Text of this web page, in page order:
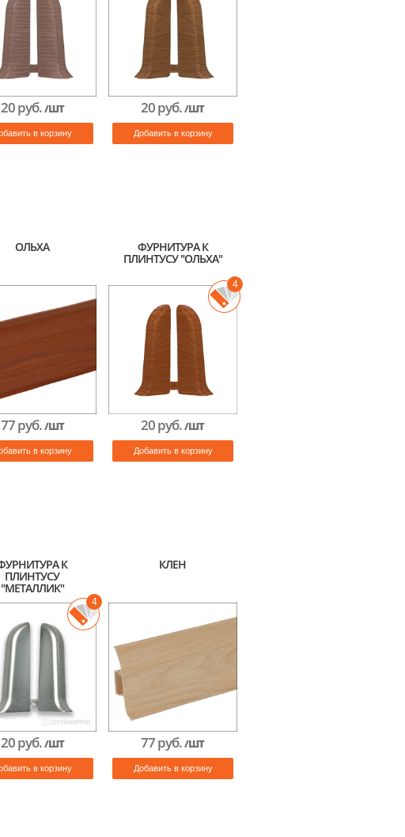
20 руб./ШТ
в корзину
20 руб./ШТ
Добавить в корзину
ОЛЬХА
77 руб./ШТ
в корзину
ФУРНИТУРА К
ПЛИНТУСУ "ОЛЬХА"
4
20 руб./ШТ
Добавить в корзину
К
ПЛИНТУСУ
"МЕТАЛЛИК"
4
20 руб./ШТ
в корзину
КЛЕН
77 руб./ШТ
Добавить в корзину